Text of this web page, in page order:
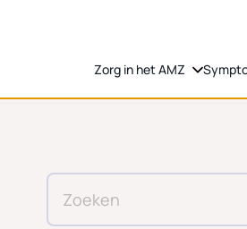
Zorg in het AMZ